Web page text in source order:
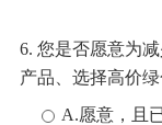
6. 您是否愿意为
产品、选择高价
A.愿意，且